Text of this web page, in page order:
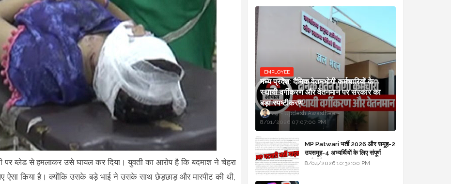
ब्लेड से हमलाकर उसे घायल कर दिया। युवती का आरोप है कि बदमाश ने चेहरा
किया है। क्योंकि उसके बड़े भाई ने उसके साथ छेड़छाड़ और मारपीट की थी,
EMPLOYEE
मध्य प्रदेश: दैनिक वेतनभोगी कर्मचारियों के
स्थायी वर्गीकरण और वेतनमान पर सरकार का
बड़ा स्पष्टीकरण
Updesh Awasthee
8/01/2026 07:07:00 PM
MP Patwari भर्ती 2026 और समूह-2
उपसमूह-4 अभ्यर्थियों के लिए संपूर्ण
मार्गदर्शिका
8/04/2026 10:32:00 PM